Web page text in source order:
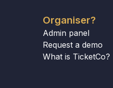
Organiser?
Admin panel
Request a demo
What is TicketCo?